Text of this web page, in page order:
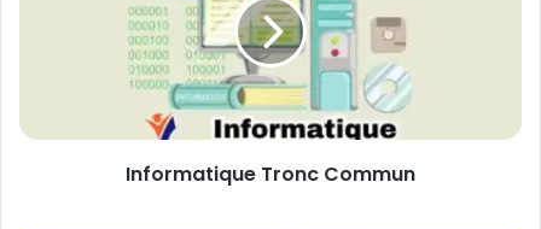
Informatique Tronc Commun